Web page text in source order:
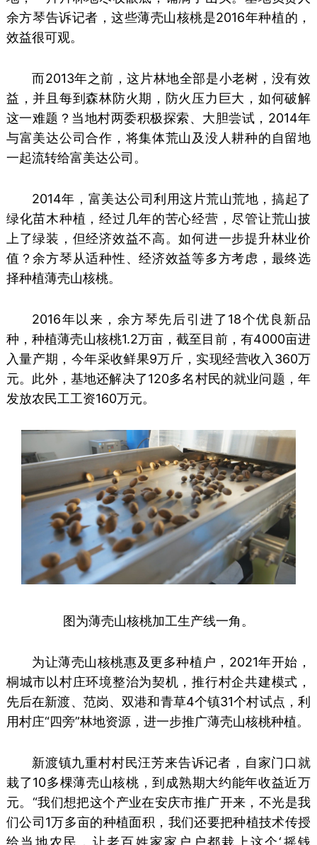
余方琴告诉记者，这些薄壳山核桃是2016年种植的，
效益很可观。
而2013年之前，这片林地全部是小老树，没有效
益，并且每到森林防火期，防火压力巨大，如何破解
这一难题？当地村两委积极探索、大胆尝试，2014年
与富美达公司合作，将集体荒山及没人耕种的自留地
一起流转给富美达公司。
2014年，富美达公司利用这片荒山荒地，搞起了
绿化苗木种植，经过几年的苦心经营，尽管让荒山披
上了绿装，但经济效益不高。如何进一步提升林业价
值？余方琴从适种性、经济效益等多方考虑，最终选
择种植薄壳山核桃。
2016年以来，余方琴先后引进了18个优良新品
种，种植薄壳山核桃1.2万亩，截至目前，有4000亩进
入量产期，今年采收鲜果9万斤，实现经营收入360万
元。此外，基地还解决了120多名村民的就业问题，年
发放农民工工资160万元。
图为薄壳山核桃加工生产线一角。
为让薄壳山核桃惠及更多种植户，2021年开始，
桐城市以村庄环境整治为契机，推行村企共建模式，
先后在新渡、范岗、双港和青草4个镇31个村试点，利
用村庄“四旁”林地资源，进一步推广薄壳山核桃种植。
新渡镇九重村村民汪芳来告诉记者，自家门口就
栽了10多棵薄壳山核桃，到成熟期大约能年收益近万
元。 “我们想把这个产业在安庆市推广开来，不光是我
们公司1万多亩的种植面积，我们还要把种植技术传授
给当地农民，让老百姓家家户户都栽上这个‘摇钱